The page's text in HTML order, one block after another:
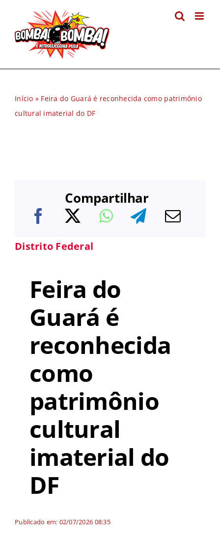
conteúdo
Início » Feira do Guará é reconhecida como patrimônio
cultural imaterial do DF
Compartilhar
Distrito Federal
Feira do
Guará é
reconhecida
como
patrimônio
cultural
imaterial do
DF
Publicado em: 02/07/2026 08:35